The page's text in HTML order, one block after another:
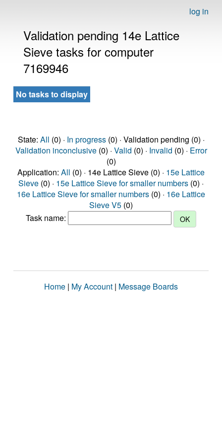
log in
Validation pending 14e Lattice
Sieve tasks for computer
7169946
No tasks to display
State: All (0) · In progress(0) · Validation pending (0) ·
Validation inconclusive(0) · Valid (0) · Invalid (0) · Error
(0)
Application: All (0) · 14e Lattice Sieve (0) · 15e Lattice
Sieve (0) · 15e Lattice Sieve for smaller numbers (0) ·
16e Lattice Sieve for smaller numbers (0) · 16e Lattice
Sieve V5 (0)
Task name:
Home | My Account | Message Boards